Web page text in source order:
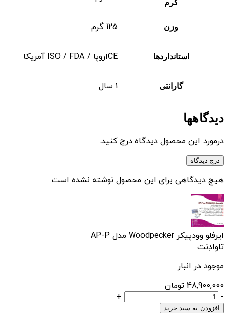
گرم
وزن 125 گرم
استانداردها CEاروپا / ISO / FDA آمریکا
گارانتی 1 سال
دیدگاهها
درمورد این محصول دیدگاه درج کنید.
درج دیدگاه
هیچ دیدگاهی برای این محصول نوشته نشده است.
ایرفلو وودپیکر Woodpecker مدل AP-P
تاوادِنت
موجود در انبار
48,900,000 تومان
ایرفلو
وودپیکر
-
+
افزودن به سبد خرید